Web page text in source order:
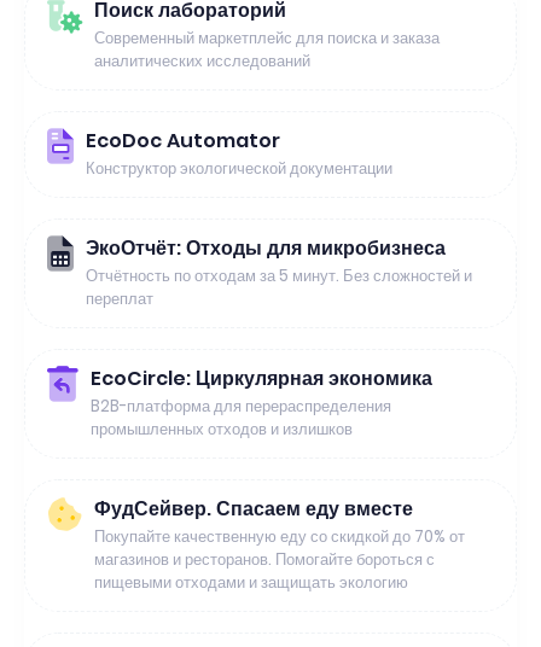
Поиск лабораторий
Современный маркетплейс для поиска и заказа
аналитических исследований
EcoDoc Automator
Конструктор экологической документации
ЭкоОтчёт: Отходы для микробизнеса
Отчётность по отходам за 5 минут. Без сложностей и
переплат
EcoCircle: Циркулярная экономика
B2B-платформа для перераспределения
промышленных отходов и излишков
ФудСейвер. Спасаем еду вместе
Покупайте качественную еду со скидкой до 70% от
магазинов и ресторанов. Помогайте бороться с
пищевыми отходами и защищать экологию